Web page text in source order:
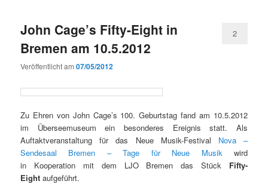
John Cage’s Fifty-Eight in
Bremen am 10.5.2012
Veröffentlicht am07/05/2012
2
Zu Ehren von John Cage’s 100. Geburtstag fand am 10.5.2012
im Überseemuseum ein besonderes Ereignis statt. Als
Auftaktveranstaltung für das Neue Musik-Festival Nova –
Sendesaal Bremen – Tage für Neue Musik wird
in Kooperation mit dem LJO Bremen das Stück Fifty-
Eight aufgeführt.